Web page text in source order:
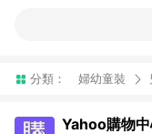
分類： 婦幼童裝
Yahoo購物